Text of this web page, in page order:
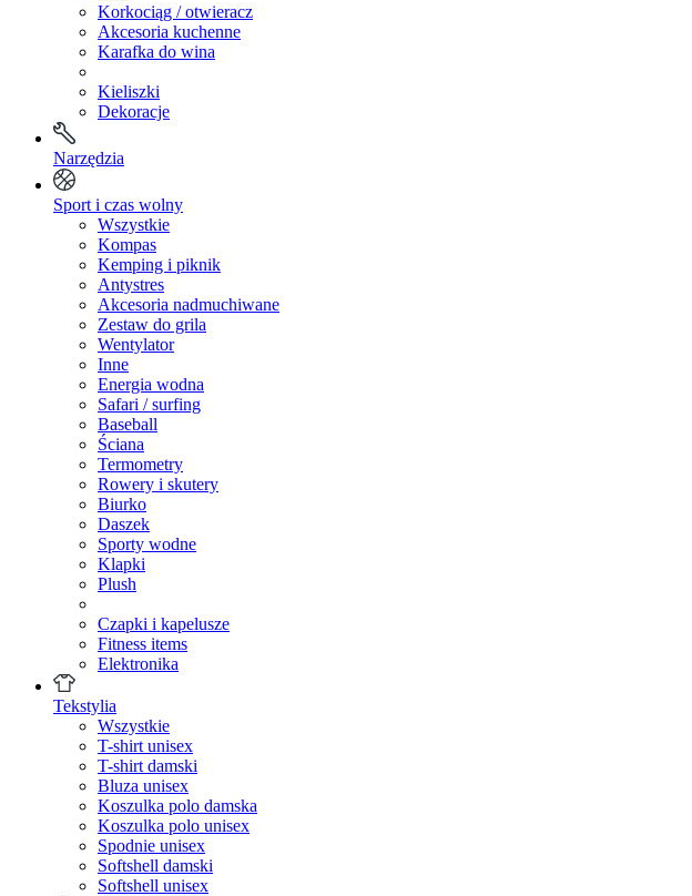
Korkociąg / otwieracz
Akcesoria kuchenne
Karafka do wina
Kieliszki
Dekoracje
Narzędzia
Sport i czas wolny
Wszystkie
Kompas
Kemping i piknik
Antystres
Akcesoria nadmuchiwane
Zestaw do grila
Wentylator
Inne
Energia wodna
Safari / surfing
Baseball
Ściana
Termometry
Rowery i skutery
Biurko
Daszek
Sporty wodne
Klapki
Plush
Czapki i kapelusze
Fitness items
Elektronika
Tekstylia
Wszystkie
T-shirt unisex
T-shirt damski
Bluza unisex
Koszulka polo damska
Koszulka polo unisex
Spodnie unisex
Softshell damski
Softshell unisex